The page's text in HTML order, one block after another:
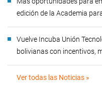
edición de la Academia
Vuelve Incuba Unión
bolivianas con incentivos,
Ver todas las Noticias »